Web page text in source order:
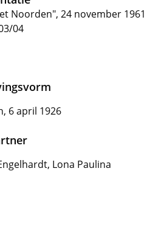
Noorden", 24 november 1961
04
6 april 1926
Lona Paulina